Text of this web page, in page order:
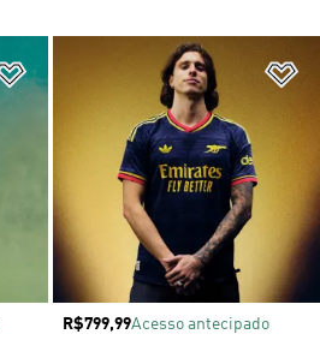
Adicionar à Lista de Desejos
Preço
R$799,99Acesso antecipado